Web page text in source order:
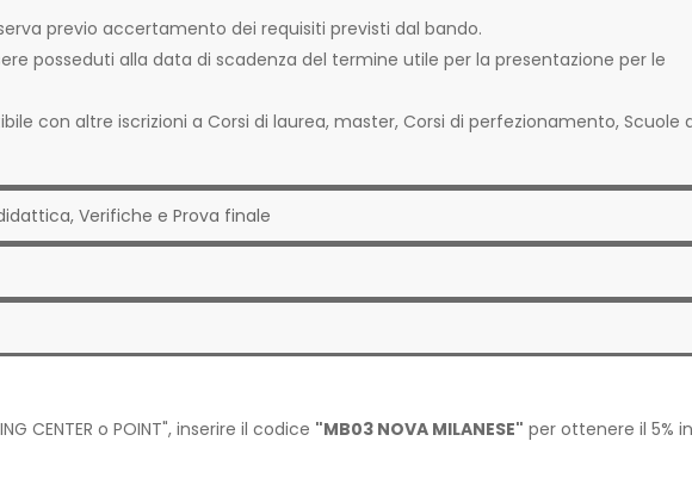
previo accertamento dei requisiti previsti dal bando.
posseduti alla data di scadenza del termine utile per la presentazione per le
con altre iscrizioni a Corsi di laurea, master, Corsi di perfezionamento, Scuole
Verifiche e Prova finale
CENTER o POINT", inserire il codice "MB03 NOVA MILANESE" per ottenere il 5% in